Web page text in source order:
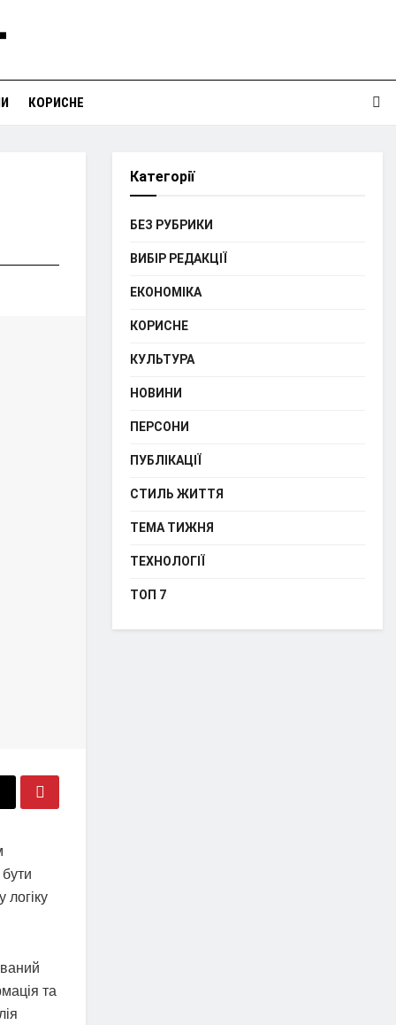
КОРИСНЕ
логіку
та
Категорії
БЕЗ РУБРИКИ
ВИБІР РЕДАКЦІЇ
ЕКОНОМІКА
КОРИСНЕ
КУЛЬТУРА
НОВИНИ
ПЕРСОНИ
ПУБЛІКАЦІЇ
СТИЛЬ ЖИТТЯ
ТЕМА ТИЖНЯ
ТЕХНОЛОГІЇ
ТОП 7